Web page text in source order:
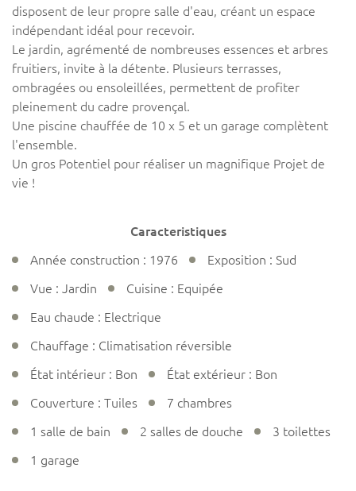
disposent de leur propre salle d'eau, créant un espace
indépendant idéal pour recevoir.
Le jardin, agrémenté de nombreuses essences et arbres
fruitiers, invite à la détente. Plusieurs terrasses,
ombragées ou ensoleillées, permettent de profiter
pleinement du cadre provençal.
Une piscine chauffée de 10 x 5 et un garage complètent
l'ensemble.
Un gros Potentiel pour réaliser un magnifique Projet de
vie !
Caracteristiques
Année construction : 1976
Exposition : Sud
Vue : Jardin
Cuisine : Equipée
Eau chaude : Electrique
Chauffage : Climatisation réversible
État intérieur : Bon
État extérieur : Bon
Couverture : Tuiles
7 chambres
1 salle de bain
2 salles de douche
3 toilettes
1 garage